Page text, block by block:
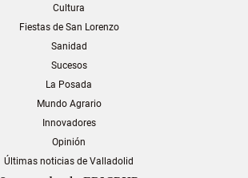
Cultura
Fiestas de San Lorenzo
Sanidad
Sucesos
La Posada
Mundo Agrario
Innovadores
Opinión
Últimas noticias de Valladolid